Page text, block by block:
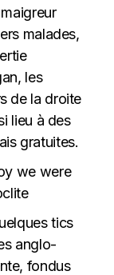
malades,
les
de la droite
lieu à des
gratuites.
tics
anglo-
fondus